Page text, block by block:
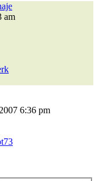
am
6:36 pm